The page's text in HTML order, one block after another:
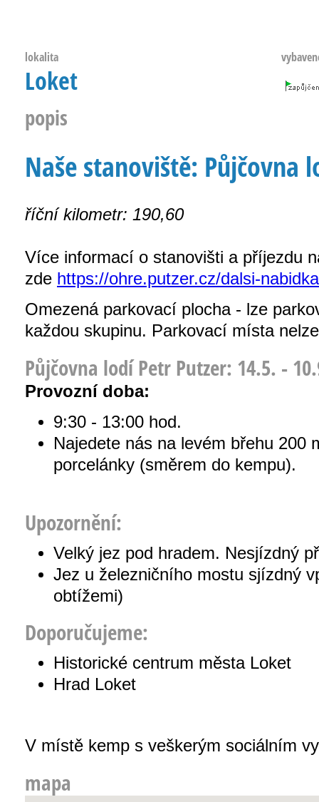
lokalita
Loket
popis
Naše stanoviště: Půjčovna
říční kilometr: 190,60
Více informací o stanovišti a příjezdu
zde https://ohre.putzer.cz/dalsi-
Omezená parkovací plocha - lze
každou skupinu. Parkovací místa
Půjčovna lodí Petr Putzer: 14.5. -
Provozní doba:
9:30 - 13:00 hod.
Najedete nás na levém břehu 200
porcelánky (směrem do kempu).
Upozornění:
Velký jez pod hradem. Nesjízdný
Jez u železničního mostu sjízdný
obtížemi)
Doporučujeme:
Historické centrum města Loket
Hrad Loket
V místě kemp s veškerým sociálním
mapa